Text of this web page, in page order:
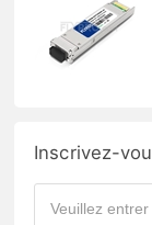
Inscrivez-